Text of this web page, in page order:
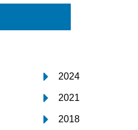
2024
2021
2018